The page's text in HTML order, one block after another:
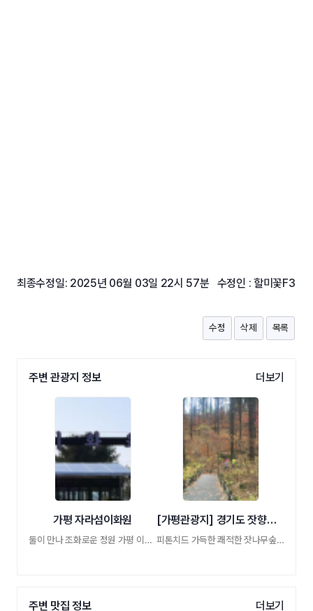
최종수정일: 2025년 06월 03일 22시 57분 수정인 : 할미꽃F3
수정 삭제 목록
주변 관광지 정보 더보기
가평 자라섬이화원
둘이 만나 조화로운 정원 가평 이화원
[가평관광지] 경기도 잣향기푸른숲
피톤치드 가득한 쾌적한 잣나무숲에서 숲체 …
주변 맛집 정보 더보기